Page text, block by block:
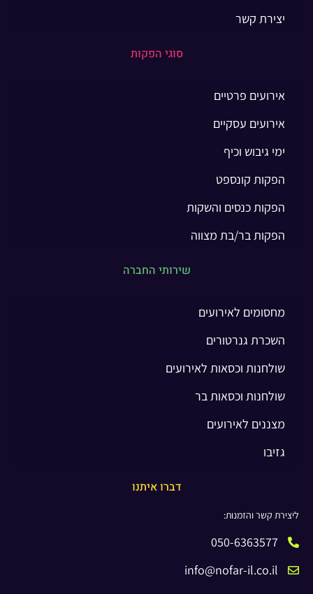
יצירת קשר
סוגי הפקות
אירועים פרטיים
אירועים עסקיים
ימי גיבוש וכיף
הפקות קונספט
הפקות כנסים והשקות
הפקות בר/בת מצווה
שירותי החברה
מחסומים לאירועים
השכרת גנרטורים
שולחנות וכסאות לאירועים
שולחנות וכסאות בר
מצננים לאירועים
גזיבו
דברו איתנו
ליצירת קשר והזמנות:
050-6363577
info@nofar-il.co.il